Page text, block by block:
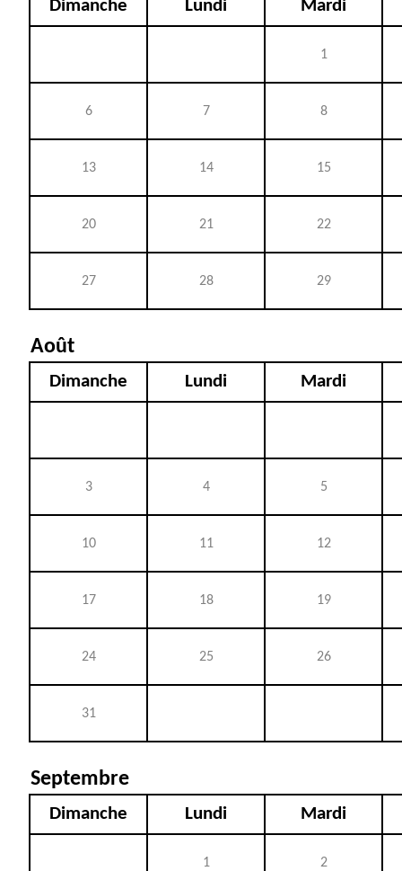
Dimanche Lundi Mardi
1
6 7 8
13 14 15
20 21 22
27 28 29
Août
Dimanche Lundi Mardi
3 4 5
10 11 12
17 18 19
24 25 26
31
Septembre
Dimanche Lundi Mardi
1 2